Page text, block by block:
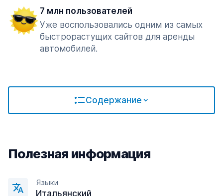
7 млн пользователей
Уже воспользовались одним из самых
быстрорастущих сайтов для аренды
автомобилей.
Содержание
Полезная информация
Языки
Итальянский